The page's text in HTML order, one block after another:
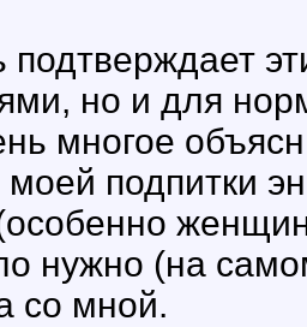
подтверждает
но и для
многое
подпитки
нужно (на
со мной.